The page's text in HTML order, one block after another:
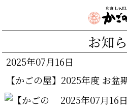
お知
2025年07月16日
【かごの屋】2025年度 お盆
2025年07月16日